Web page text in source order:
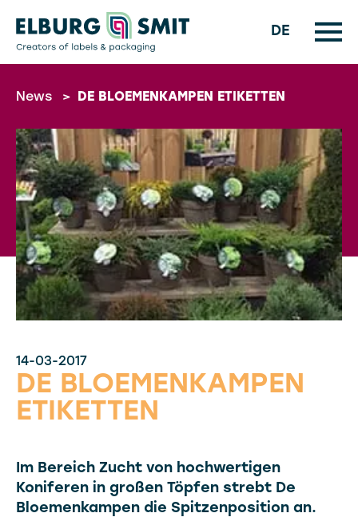
DE
News > DE BLOEMENKAMPEN ETIKETTEN
14-03-2017
DE BLOEMENKAMPEN
ETIKETTEN
Im Bereich Zucht von hochwertigen
Koniferen in großen Töpfen strebt De
Bloemenkampen die Spitzenposition an.